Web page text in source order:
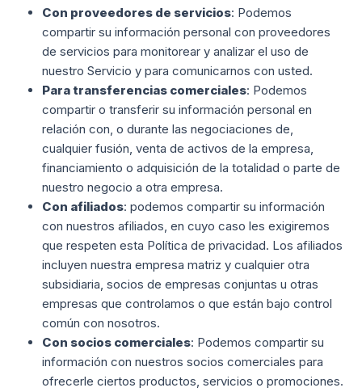
Con proveedores de servicios: Podemos
compartir su información personal con proveedores
de servicios para monitorear y analizar el uso de
nuestro Servicio y para comunicarnos con usted.
Para transferencias comerciales: Podemos
compartir o transferir su información personal en
relación con, o durante las negociaciones de,
cualquier fusión, venta de activos de la empresa,
financiamiento o adquisición de la totalidad o parte de
nuestro negocio a otra empresa.
Con afiliados: podemos compartir su información
con nuestros afiliados, en cuyo caso les exigiremos
que respeten esta Política de privacidad. Los afiliados
incluyen nuestra empresa matriz y cualquier otra
subsidiaria, socios de empresas conjuntas u otras
empresas que controlamos o que están bajo control
común con nosotros.
Con socios comerciales: Podemos compartir su
información con nuestros socios comerciales para
ofrecerle ciertos productos, servicios o promociones.